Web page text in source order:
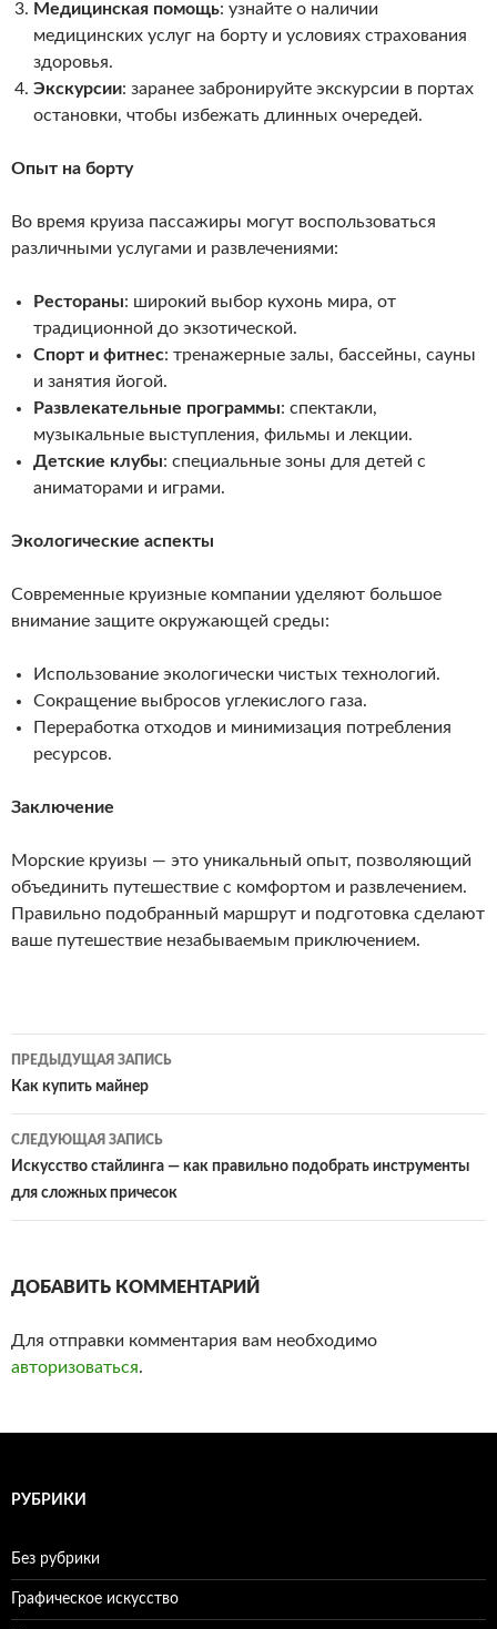
Медицинская помощь: узнайте о наличии
медицинских услуг на борту и условиях страхования
здоровья.
Экскурсии: заранее забронируйте экскурсии в портах
остановки, чтобы избежать длинных очередей.
Опыт на борту
Во время круиза пассажиры могут воспользоваться
различными услугами и развлечениями:
Рестораны: широкий выбор кухонь мира, от
традиционной до экзотической.
Спорт и фитнес: тренажерные залы, бассейны, сауны
и занятия йогой.
Развлекательные программы: спектакли,
музыкальные выступления, фильмы и лекции.
Детские клубы: специальные зоны для детей с
аниматорами и играми.
Экологические аспекты
Современные круизные компании уделяют большое
внимание защите окружающей среды:
Использование экологически чистых технологий.
Сокращение выбросов углекислого газа.
Переработка отходов и минимизация потребления
ресурсов.
Заключение
Морские круизы — это уникальный опыт, позволяющий
объединить путешествие с комфортом и развлечением.
Правильно подобранный маршрут и подготовка сделают
ваше путешествие незабываемым приключением.
Навигация
по
записям
ПРЕДЫДУЩАЯ ЗАПИСЬ
Как купить майнер
СЛЕДУЮЩАЯ ЗАПИСЬ
Искусство стайлинга — как правильно подобрать инструменты
для сложных причесок
ДОБАВИТЬ КОММЕНТАРИЙ
Для отправки комментария вам необходимо
авторизоваться.
РУБРИКИ
Без рубрики
Графическое искусство